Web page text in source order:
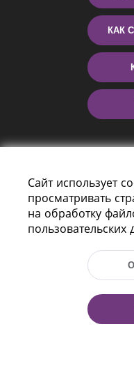
КАК
Пр-т
г. Минск,
Тел.: (+375 17)
Эл. почта:
Сайт использует
просматривать
на обработку
пользовательских